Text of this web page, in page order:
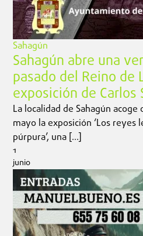
Sahagún
Sahagún abre una
pasado del Reino de
exposición de Carlos
La localidad de Sahagún
mayo la exposición ‘Los reyes
púrpura’, una […]
1
junio